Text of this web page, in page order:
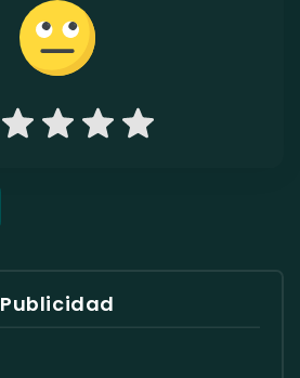
Publicidad